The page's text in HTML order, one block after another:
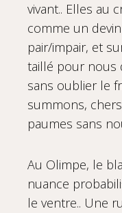
vivant.. Elles au
comme un
pair/impair, et
taillé pour nous
sans oublier le
summons,
paumes sans
Au Olimpe, le
nuance
le ventre.. Une